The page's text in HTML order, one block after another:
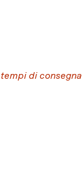
di consegna